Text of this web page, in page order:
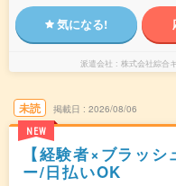
気になる!
派遣会社 株式会社綜合
未読
NEW
掲載日 2026/08/06
【経験者×ブラッ
ー/日払いOK